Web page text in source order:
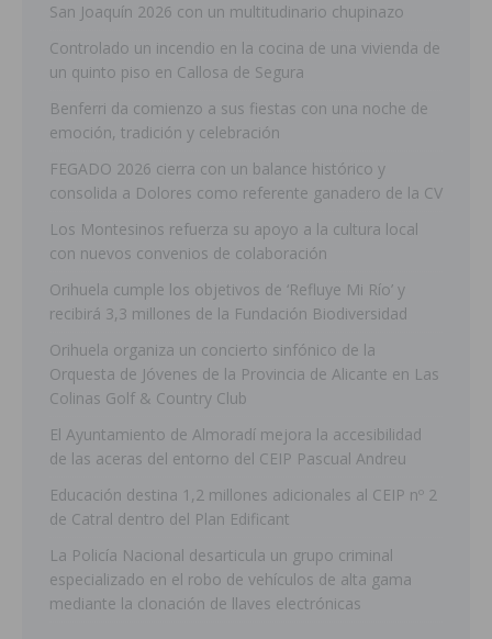
San Joaquín 2026 con un multitudinario chupinazo
Controlado un incendio en la cocina de una vivienda de
un quinto piso en Callosa de Segura
Benferri da comienzo a sus fiestas con una noche de
emoción, tradición y celebración
FEGADO 2026 cierra con un balance histórico y
consolida a Dolores como referente ganadero de la CV
Los Montesinos refuerza su apoyo a la cultura local
con nuevos convenios de colaboración
Orihuela cumple los objetivos de ‘Refluye Mi Río’ y
recibirá 3,3 millones de la Fundación Biodiversidad
Orihuela organiza un concierto sinfónico de la
Orquesta de Jóvenes de la Provincia de Alicante en Las
Colinas Golf & Country Club
El Ayuntamiento de Almoradí mejora la accesibilidad
de las aceras del entorno del CEIP Pascual Andreu
Educación destina 1,2 millones adicionales al CEIP nº 2
de Catral dentro del Plan Edificant
La Policía Nacional desarticula un grupo criminal
especializado en el robo de vehículos de alta gama
mediante la clonación de llaves electrónicas